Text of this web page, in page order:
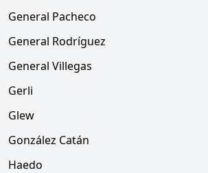
General Pacheco
General Rodríguez
General Villegas
Gerli
Glew
González Catán
Haedo